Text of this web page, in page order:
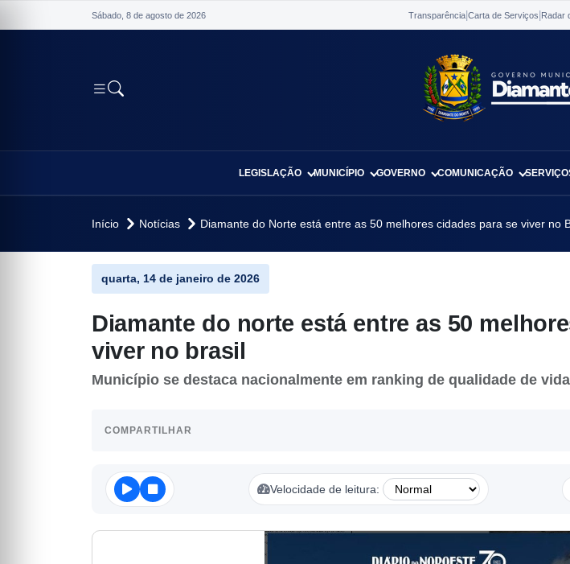
Sábado, 8 de agosto de 2026 Transparência Carta de Serviços Radar
LEGISLAÇÃO MUNICÍPIO GOVERNO COMUNICAÇÃO
Início Notícias Diamante do Norte está entre as 50 melhores cidades para se viver no
quarta, 14 de janeiro de 2026
Diamante do norte está entre as 50
viver no brasil
Município se destaca nacionalmente em ranking de qualidade de
COMPARTILHAR
Velocidade de leitura: